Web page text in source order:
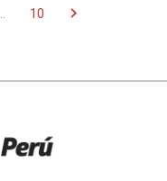
10 chevron_right